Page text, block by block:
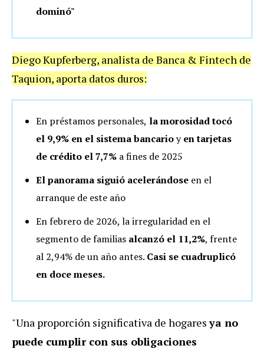
dominó"
Diego Kupferberg, analista de Banca & Fintech de
Taquion, aporta datos duros:
En préstamos personales, la morosidad tocó
el 9,9% en el sistema bancarioyen tarjetas
de crédito el 7,7% a fines de 2025
El panorama siguió acelerándose en el
arranque de este año
En febrero de 2026, la irregularidad en el
segmento de familias alcanzó el 11,2%, frente
al 2,94% de un año antes. Casi se cuadruplicó
en doce meses.
"Una proporción significativa de hogaresya no
puede cumplir con sus obligaciones